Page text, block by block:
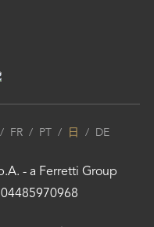
FR/ PT / 日 / DE
- a Ferretti Group